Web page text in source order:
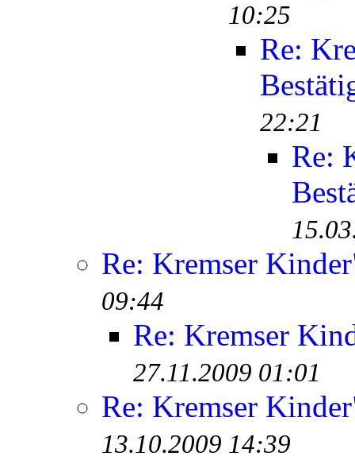
10:25
Re:
22:21
Re:
Re: Kremser
09:44
Re: Kremser
27.11.2009 01:01
Re: Kremser
13.10.2009 14:39